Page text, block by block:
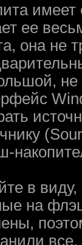
имеет
ее
она не
не
в виду,
на